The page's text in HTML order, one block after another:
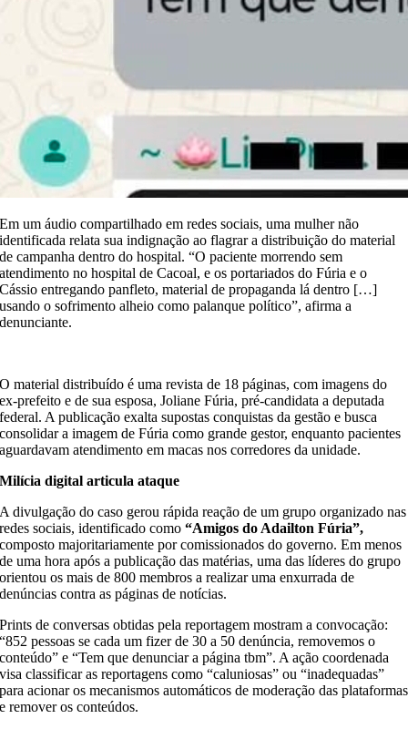
Em um áudio compartilhado em redes sociais, uma mulher não
identificada relata sua indignação ao flagrar a distribuição do material
de campanha dentro do hospital. “O paciente morrendo sem
atendimento no hospital de Cacoal, e os portariados do Fúria e o
Cássio entregando panfleto, material de propaganda lá dentro […]
usando o sofrimento alheio como palanque político”, afirma a
denunciante.
O material distribuído é uma revista de 18 páginas, com imagens do
ex-prefeito e de sua esposa, Joliane Fúria, pré-candidata a deputada
federal. A publicação exalta supostas conquistas da gestão e busca
consolidar a imagem de Fúria como grande gestor, enquanto pacientes
aguardavam atendimento em macas nos corredores da unidade.
Milícia digital articula ataque
A divulgação do caso gerou rápida reação de um grupo organizado nas
redes sociais, identificado como“Amigos do Adailton Fúria”,
composto majoritariamente por comissionados do governo. Em menos
de uma hora após a publicação das matérias, uma das líderes do grupo
orientou os mais de 800 membros a realizar uma enxurrada de
denúncias contra as páginas de notícias.
Prints de conversas obtidas pela reportagem mostram a convocação:
“852 pessoas se cada um fizer de 30 a 50 denúncia, removemos o
conteúdo” e “Tem que denunciar a página tbm”. A ação coordenada
visa classificar as reportagens como “caluniosas” ou “inadequadas”
para acionar os mecanismos automáticos de moderação das plataformas
e remover os conteúdos.